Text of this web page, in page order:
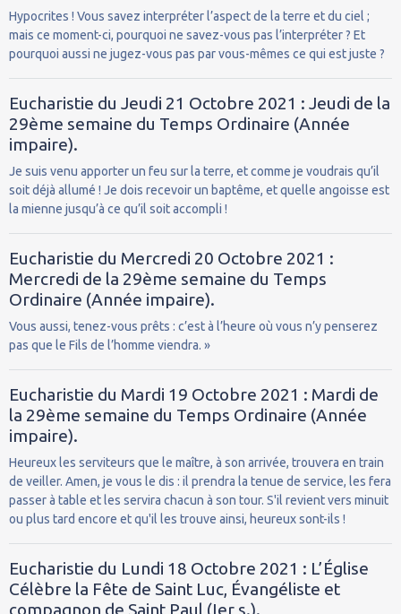
Hypocrites ! Vous savez interpréter l’aspect de la terre et du ciel ;
mais ce moment-ci, pourquoi ne savez-vous pas l’interpréter ? Et
pourquoi aussi ne jugez-vous pas par vous-mêmes ce qui est juste ?
Eucharistie du Jeudi 21 Octobre 2021 : Jeudi de la
29ème semaine du Temps Ordinaire (Année
impaire).
Je suis venu apporter un feu sur la terre, et comme je voudrais qu’il
soit déjà allumé ! Je dois recevoir un baptême, et quelle angoisse est
la mienne jusqu’à ce qu’il soit accompli !
Eucharistie du Mercredi 20 Octobre 2021 :
Mercredi de la 29ème semaine du Temps
Ordinaire (Année impaire).
Vous aussi, tenez-vous prêts : c’est à l’heure où vous n’y penserez
pas que le Fils de l’homme viendra. »
Eucharistie du Mardi 19 Octobre 2021 : Mardi de
la 29ème semaine du Temps Ordinaire (Année
impaire).
Heureux les serviteurs que le maître, à son arrivée, trouvera en train
de veiller. Amen, je vous le dis : il prendra la tenue de service, les fera
passer à table et les servira chacun à son tour. S'il revient vers minuit
ou plus tard encore et qu'il les trouve ainsi, heureux sont-ils !
Eucharistie du Lundi 18 Octobre 2021 : L’Église
Célèbre la Fête de Saint Luc, Évangéliste et
compagnon de Saint Paul (Ier s.).